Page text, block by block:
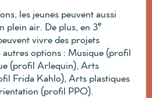
les jeunes peuvent aussi
plein air. De plus, en 3e
vivre des projets
options : Musique (profil
(profil Arlequin), Arts
Frida Kahlo), Arts plastiques
(profil PPO).